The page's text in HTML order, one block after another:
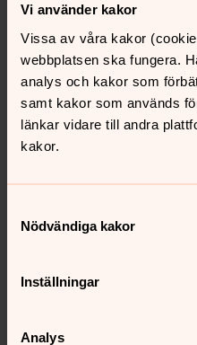
Vi använder kakor
Vissa av våra kakor
webbplatsen ska fungera.
analys och kakor som
samt kakor som används
länkar vidare till andra
kakor.
Nödvändiga kakor
Inställningar
Analys
Ungdomsgruppen
längre ner på sidan.
Lighthouse
innehåll?